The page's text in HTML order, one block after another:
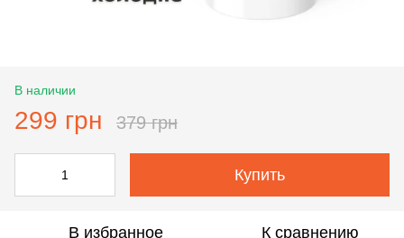
В наличии
299 грн 379 грн
Купить
В избранное К сравнению